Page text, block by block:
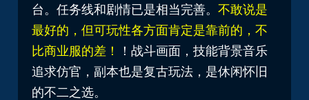
台。任务线和剧情已是相当完善。不敢说是
最好的，但可玩性各方面肯定是靠前的，不
比商业服的差！
！战斗画面，技能背景音乐
追求仿官，副本也是复古玩法，是休闲怀旧
的不二之选。